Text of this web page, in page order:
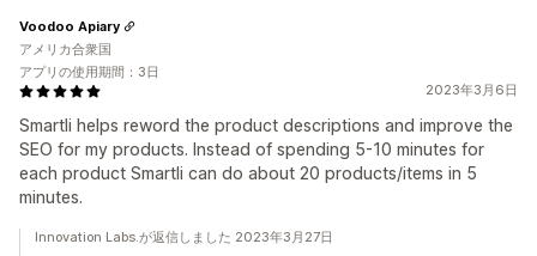
2023年3月6日
Smartli helps reword the product descriptions and improve the
SEO for my products. Instead of spending 5-10 minutes for
each product Smartli can do about 20 products/items in 5
minutes.
Voodoo Apiary
アメリカ合衆国
アプリの使用期間：3日
Innovation Labs.が返信しました 2023年3月27日